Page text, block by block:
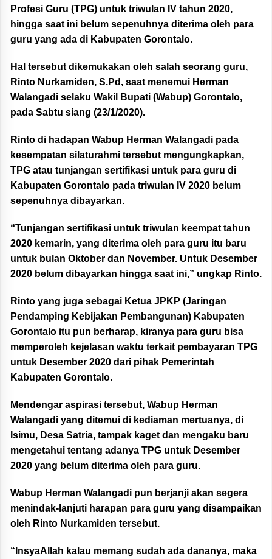
Profesi Guru (TPG) untuk triwulan IV tahun 2020,
hingga saat ini belum sepenuhnya diterima oleh para
guru yang ada di Kabupaten Gorontalo.
Hal tersebut dikemukakan oleh salah seorang guru,
Rinto Nurkamiden, S.Pd, saat menemui Herman
Walangadi selaku Wakil Bupati (Wabup) Gorontalo,
pada Sabtu siang (23/1/2020).
Rinto di hadapan Wabup Herman Walangadi pada
kesempatan silaturahmi tersebut mengungkapkan,
TPG atau tunjangan sertifikasi untuk para guru di
Kabupaten Gorontalo pada triwulan IV 2020 belum
sepenuhnya dibayarkan.
“Tunjangan sertifikasi untuk triwulan keempat tahun
2020 kemarin, yang diterima oleh para guru itu baru
untuk bulan Oktober dan November. Untuk Desember
2020 belum dibayarkan hingga saat ini,” ungkap Rinto.
Rinto yang juga sebagai Ketua JPKP (Jaringan
Pendamping Kebijakan Pembangunan) Kabupaten
Gorontalo itu pun berharap, kiranya para guru bisa
memperoleh kejelasan waktu terkait pembayaran TPG
untuk Desember 2020 dari pihak Pemerintah
Kabupaten Gorontalo.
Mendengar aspirasi tersebut, Wabup Herman
Walangadi yang ditemui di kediaman mertuanya, di
Isimu, Desa Satria, tampak kaget dan mengaku baru
mengetahui tentang adanya TPG untuk Desember
2020 yang belum diterima oleh para guru.
Wabup Herman Walangadi pun berjanji akan segera
menindak-lanjuti harapan para guru yang disampaikan
oleh Rinto Nurkamiden tersebut.
“InsyaAllah kalau memang sudah ada dananya, maka